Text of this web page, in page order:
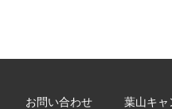
お問い合わせ 葉山キャ